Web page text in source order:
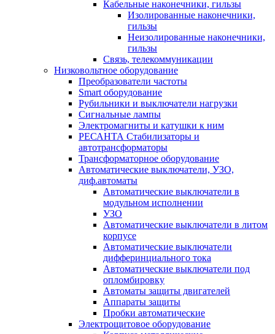
Кабельные наконечники, гильзы
Изолированные наконечники,
гильзы
Неизолированные наконечники,
гильзы
Связь, телекоммуникации
Низковольтное оборудование
Преобразователи частоты
Smart оборудование
Рубильники и выключатели нагрузки
Сигнальные лампы
Электромагниты и катушки к ним
РЕСАНТА Стабилизаторы и
автотрансформаторы
Трансформаторное оборудование
Автоматические выключатели, УЗО,
диф.автоматы
Автоматические выключатели в
модульном исполнении
УЗО
Автоматические выключатели в литом
корпусе
Автоматические выключатели
дифферинциального тока
Автоматические выключатели под
опломбировку
Автоматы защиты двигателей
Аппараты защиты
Пробки автоматические
Электрощитовое оборудование